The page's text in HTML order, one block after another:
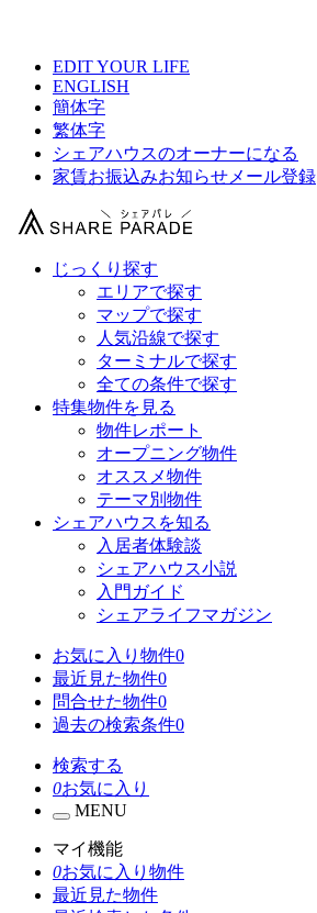
EDIT YOUR LIFE
ENGLISH
簡体字
繁体字
シェアハウスのオーナーになる
家賃お振込みお知らせメール登録
じっくり探す
エリアで探す
マップで探す
人気沿線で探す
ターミナルで探す
全ての条件で探す
特集物件を見る
物件レポート
オープニング物件
オススメ物件
テーマ別物件
シェアハウスを知る
入居者体験談
シェアハウス小説
入門ガイド
シェアライフマガジン
お気に入り物件0
最近見た物件0
問合せた物件0
過去の検索条件0
検索する
0お気に入り
MENU
マイ機能
0お気に入り物件
最近見た物件